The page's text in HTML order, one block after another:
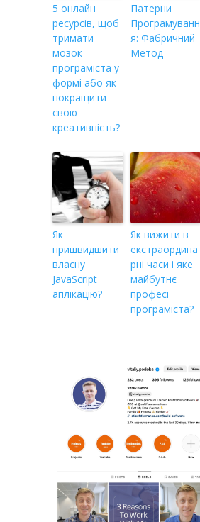
5 онлайн
ресурсів, щоб
тримати
мозок
програміста у
формі або як
покращити
свою
креативність?
Патерни
Програмуванн
я: Фабричний
Метод
Як
пришвидшити
власну
JavaScript
аплікацію?
Як вижити в
екстраордина
рні часи i яке
майбутнє
професії
програміста?